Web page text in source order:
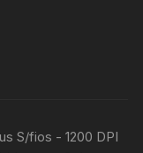
S/fios - 1200 DPI